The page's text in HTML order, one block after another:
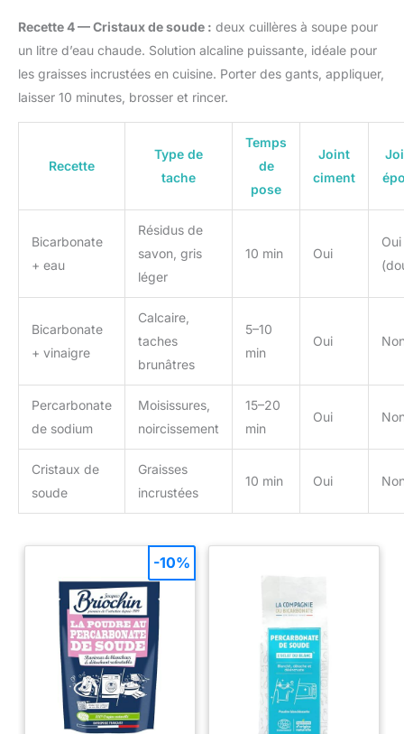
Recette 4 — Cristaux de soude : deux cuillères à soupe pour
un litre d’eau chaude. Solution alcaline puissante, idéale pour
les graisses incrustées en cuisine. Porter des gants, appliquer,
laisser 10 minutes, brosser et rincer.
Recette
Type de
tache
Temps
de
pose
Joint
ciment
Bicarbonate
+ eau
Résidus de
savon, gris
léger
10 min Oui
Oui
Bicarbonate
+ vinaigre
Calcaire,
taches
brunâtres
5–10
min
Oui
Percarbonate
de sodium
Moisissures,
noircissement
15–20
min
Oui
Cristaux de
soude
Graisses
incrustées
10 min Oui
-10%